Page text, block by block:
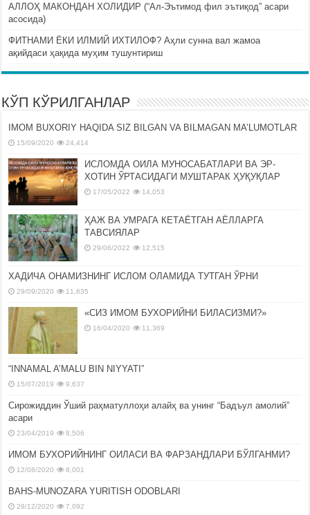
АЛЛОҲ МАКОНДАН ХОЛИДИР (“Ал-Эътимод фил эътиқод” асари
асосида)
ФИТНАМИ ЁКИ ИЛМИЙ ИХТИЛОФ? Аҳли сунна вал жамоа
ақийдаси ҳақида муҳим тушунтириш
КЎП КЎРИЛГАНЛАР
IMOM BUXORIY HAQIDA SIZ BILGAN VA BILMAGAN MA’LUMOTLAR
15/09/2020 24,414
ИСЛОМДА ОИЛА МУНОСАБАТЛАРИ ВА ЭР-
ХОТИН ЎРТАСИДАГИ МУШТАРАК ҲУҚУҚЛАР
17/05/2022 14,053
ҲАЖ ВА УМРАГА КЕТАЁТГАН АЁЛЛАРГА
ТАВСИЯЛАР
29/06/2022 12,515
ХАДИЧА ОНАМИЗНИНГ ИСЛОМ ОЛАМИДА ТУТГАН ЎРНИ
29/09/2020 11,635
«СИЗ ИМОМ БУХОРИЙНИ БИЛАСИЗМИ?»
16/04/2020 11,369
“INNAMAL A’MALU BIN NIYYATI”
15/07/2019 9,637
Сирожиддин Ўший раҳматуллоҳи алайҳ ва унинг “Бадъул амолий”
асари
23/04/2019 8,506
ИМОМ БУХОРИЙНИНГ ОИЛАСИ ВА ФАРЗАНДЛАРИ БЎЛГАНМИ?
12/08/2020 8,001
BAHS-MUNOZARA YURITISH ODOBLARI
29/12/2020 7,092